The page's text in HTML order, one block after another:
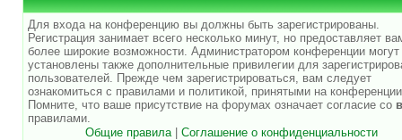
Для входа на конференцию вы должны быть зарегистрированы.
Регистрация занимает всего несколько минут, но предоставляет
более широкие возможности. Администратором конференции
установлены также дополнительные привилегии для
пользователей. Прежде чем зарегистрироваться, вам следует
ознакомиться с правилами и политикой, принятыми на
Помните, что ваше присутствие на форумах означает согласие со
правилами.
Общие правила| Соглашение о конфиденциальности